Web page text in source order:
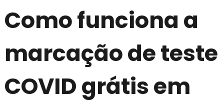
Como funciona a
marcação de teste
COVID grátis em